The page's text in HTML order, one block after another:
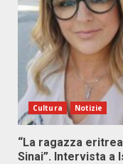
Cultura Notizie
“La ragazza
Sinai”. Intervista a